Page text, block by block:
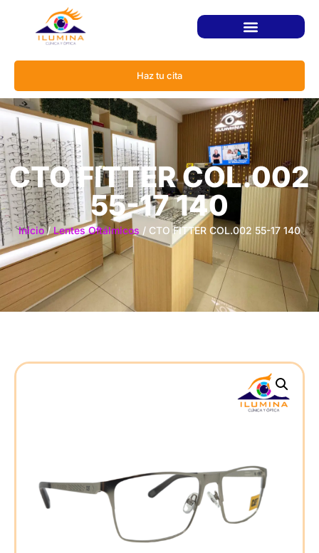
Haz tu cita
CTO FITTER COL.002
55-17 140
Inicio/Lentes Oftálmicos / CTO FITTER COL.002 55-17 140